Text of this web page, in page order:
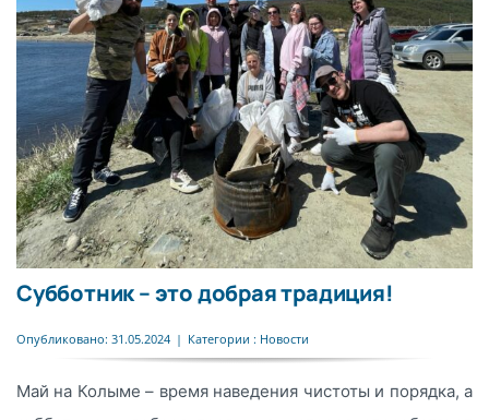
Субботник – это добрая традиция!
Опубликовано: 31.05.2024 | Категории : Новости
Май на Колыме – время наведения чистоты и порядка, а